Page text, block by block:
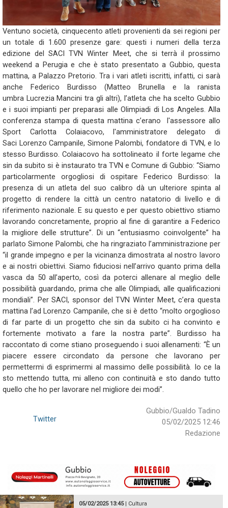
Ventuno società, cinquecento atleti provenienti da sei regioni per
un totale di 1.600 presenze gare: questi i numeri della terza
edizione del SACI TVN Winter Meet, che si terrà il prossimo
weekend a Perugia e che è stato presentato a Gubbio, questa
mattina, a Palazzo Pretorio. Tra i vari atleti iscritti, infatti, ci sarà
anche Federico Burdisso (Matteo Brunella e la ranista
umbra Lucrezia Mancini tra gli altri), l’atleta che ha scelto Gubbio
e i suoi impianti per preparasi alle Olimpiadi di Los Angeles. Alla
conferenza stampa di questa mattina c’erano l'assessore allo
Sport Carlotta Colaiacovo, l'amministratore delegato di
Saci Lorenzo Campanile, Simone Palombi, fondatore di TVN, e lo
stesso Burdisso. Colaiacovo ha sottolineato il forte legame che
sin da subito si è instaurato tra TVN e Comune di Gubbio: “Siamo
particolarmente orgogliosi di ospitare Federico Burdisso: la
presenza di un atleta del suo calibro dà un ulteriore spinta al
progetto di rendere la città un centro natatorio di livello e di
riferimento nazionale. E su questo e per questo obiettivo stiamo
lavorando concretamente, proprio al fine di garantire a Federico
la migliore delle strutture”. Di un “entusiasmo coinvolgente” ha
parlato Simone Palombi, che ha ringraziato l’amministrazione per
“il grande impegno e per la vicinanza dimostrata al nostro lavoro
e ai nostri obiettivi. Siamo fiduciosi nell’arrivo quanto prima della
vasca da 50 all’aperto, così da poterci allenare al meglio delle
possibilità guardando, prima che alle Olimpiadi, alle qualificazioni
mondiali”. Per SACI, sponsor del TVN Winter Meet, c’era questa
mattina l’ad Lorenzo Campanile, che si è detto “molto orgoglioso
di far parte di un progetto che sin da subito ci ha convinto e
fortemente motivato a fare la nostra parte”. Burdisso ha
raccontato di come stiano proseguendo i suoi allenamenti: “È un
piacere essere circondato da persone che lavorano per
permettermi di esprimermi al massimo delle possibilità. Io ce la
sto mettendo tutta, mi alleno con continuità e sto dando tutto
quello che ho per lavorare nel migliore dei modi”.
Gubbio/Gualdo Tadino
05/02/2025 12:46
Redazione
Twitter
05/02/2025 13:45| Cultura